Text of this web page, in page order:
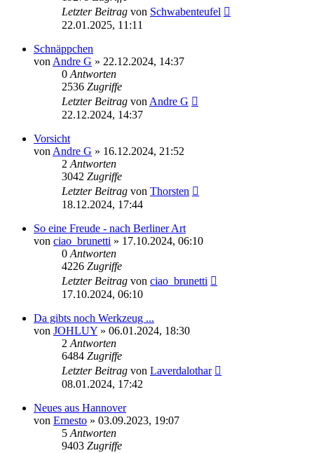
Letzter Beitrag von Schwabenteufel
22.01.2025, 11:11
Schnäppchen
von Andre G » 22.12.2024, 14:37
0 Antworten
2536 Zugriffe
Letzter Beitrag von Andre G
22.12.2024, 14:37
Vorsicht
von Andre G » 16.12.2024, 21:52
2 Antworten
3042 Zugriffe
Letzter Beitrag von Thorsten
18.12.2024, 17:44
So eine Freude - nach Berliner Art
von ciao_brunetti » 17.10.2024, 06:10
0 Antworten
4226 Zugriffe
Letzter Beitrag von ciao_brunetti
17.10.2024, 06:10
Da gibts noch Werkzeug ...
von JOHLUY » 06.01.2024, 18:30
2 Antworten
6484 Zugriffe
Letzter Beitrag von Laverdalothar
08.01.2024, 17:42
Neues aus Hannover
von Ernesto » 03.09.2023, 19:07
5 Antworten
9403 Zugriffe